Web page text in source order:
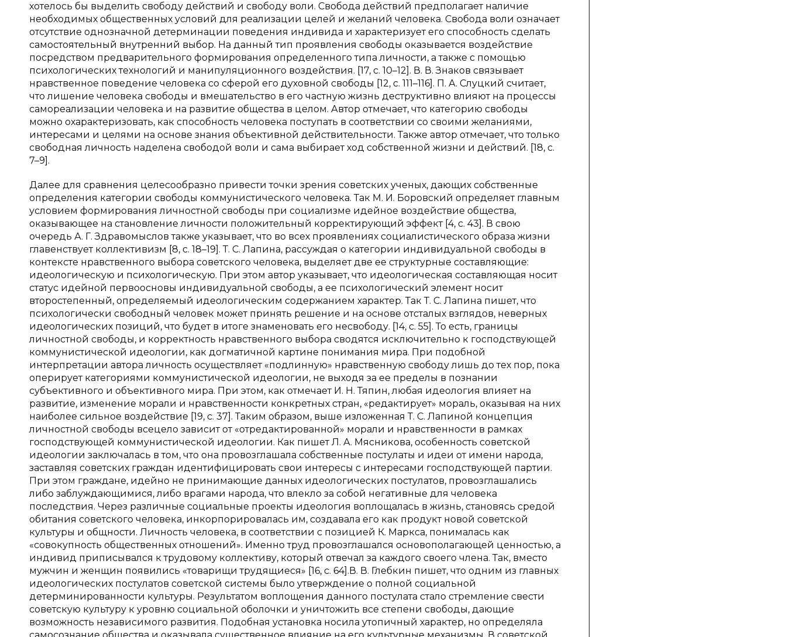
хотелось бы выделить свободу действий и свободу воли. Свобода действий предполагает наличие
необходимых общественных условий для реализации целей и желаний человека. Свобода воли означает
отсутствие однозначной детерминации поведения индивида и характеризует его способность сделать
самостоятельный внутренний выбор. На данный тип проявления свободы оказывается воздействие
посредством предварительного формирования определенного типа личности, а также с помощью
психологических технологий и манипуляционного воздействия. [17, с. 10–12]. В. В. Знаков связывает
нравственное поведение человека со сферой его духовной свободы [12, с. 111–116]. П. А. Слуцкий считает,
что лишение человека свободы и вмешательство в его частную жизнь деструктивно влияют на процессы
самореализации человека и на развитие общества в целом. Автор отмечает, что категорию свободы
можно охарактеризовать, как способность человека поступать в соответствии со своими желаниями,
интересами и целями на основе знания объективной действительности. Также автор отмечает, что только
свободная личность наделена свободой воли и сама выбирает ход собственной жизни и действий. [18, с.
7–9].
Далее для сравнения целесообразно привести точки зрения советских ученых, дающих собственные
определения категории свободы коммунистического человека. Так М. И. Боровский определяет главным
условием формирования личностной свободы при социализме идейное воздействие общества,
оказывающее на становление личности положительный корректирующий эффект [4, с. 43]. В свою
очередь А. Г. Здравомыслов также указывает, что во всех проявлениях социалистического образа жизни
главенствует коллективизм [8, с. 18–19]. Т. С. Лапина, рассуждая о категории индивидуальной свободы в
контексте нравственного выбора советского человека, выделяет две ее структурные составляющие:
идеологическую и психологическую. При этом автор указывает, что идеологическая составляющая носит
статус идейной первоосновы индивидуальной свободы, а ее психологический элемент носит
второстепенный, определяемый идеологическим содержанием характер. Так Т. С. Лапина пишет, что
психологически свободный человек может принять решение и на основе отсталых взглядов, неверных
идеологических позиций, что будет в итоге знаменовать его несвободу. [14, с. 55]. То есть, границы
личностной свободы, и корректность нравственного выбора сводятся исключительно к господствующей
коммунистической идеологии, как догматичной картине понимания мира. При подобной
интерпретации автора личность осуществляет «подлинную» нравственную свободу лишь до тех пор, пока
оперирует категориями коммунистической идеологии, не выходя за ее пределы в познании
субъективного и объективного мира. При этом, как отмечает И. Н. Тяпин, любая идеология влияет на
развитие, изменение морали и нравственности конкретных стран, «редактирует» мораль, оказывая на них
наиболее сильное воздействие [19, с. 37]. Таким образом, выше изложенная Т. С. Лапиной концепция
личностной свободы всецело зависит от «отредактированной» морали и нравственности в рамках
господствующей коммунистической идеологии. Как пишет Л. А. Мясникова, особенность советской
идеологии заключалась в том, что она провозглашала собственные постулаты и идеи от имени народа,
заставляя советских граждан идентифицировать свои интересы с интересами господствующей партии.
При этом граждане, идейно не принимающие данных идеологических постулатов, провозглашались
либо заблуждающимися, либо врагами народа, что влекло за собой негативные для человека
последствия. Через различные социальные проекты идеология воплощалась в жизнь, становясь средой
обитания советского человека, инкорпорировалась им, создавала его как продукт новой советской
культуры и общности. Личность человека, в соответствии с позицией К. Маркса, понималась как
«совокупность общественных отношений». Именно труд провозглашался основополагающей ценностью, а
индивид приписывался к трудовому коллективу, который отвечал за каждого своего члена. Так, вместо
мужчин и женщин появились «товарищи трудящиеся» [16, с. 64].В. В. Глебкин пишет, что одним из главных
идеологических постулатов советской системы было утверждение о полной социальной
детерминированности культуры. Результатом воплощения данного постулата стало стремление свести
советскую культуру к уровню социальной оболочки и уничтожить все степени свободы, дающие
возможность независимого развития. Подобная установка носила утопичный характер, но определяла